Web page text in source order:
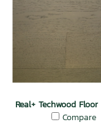
Real+ Techwood
Compare